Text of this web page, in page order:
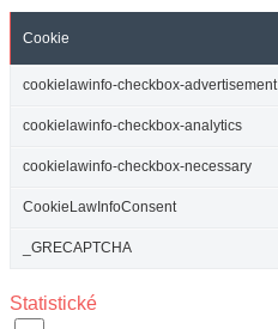
Cookie
cookielawinfo-checkbox-advertisement
cookielawinfo-checkbox-analytics
cookielawinfo-checkbox-necessary
CookieLawInfoConsent
_GRECAPTCHA
Statistické